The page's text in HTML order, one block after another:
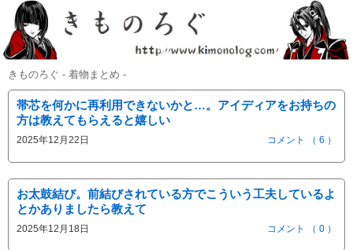
きものろぐ - 着物まとめ -
帯芯を何かに再利用できないかと…。アイディアをお持ちの
方は教えてもらえると嬉しい
2025年12月22日 コメント （ 6 ）
お太鼓結び。前結びされている方でこういう工夫しているよ
とかありましたら教えて
2025年12月18日 コメント （ 0 ）